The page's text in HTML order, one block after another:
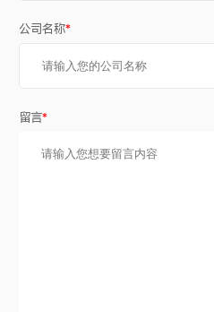
公司名称*
留言*